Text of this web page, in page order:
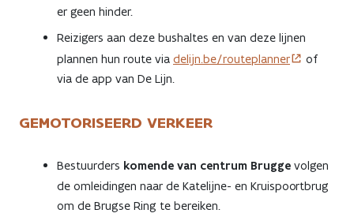
er geen hinder.
Reizigers aan deze bushaltes en van deze lijnen
plannen hun route via delijn.be/routeplanner
of
via de app van De Lijn.
GEMOTORISEERD VERKEER
Bestuurders komende van centrum Brugge volgen
de omleidingen naar de Katelijne- en Kruispoortbrug
om de Brugse Ring te bereiken.